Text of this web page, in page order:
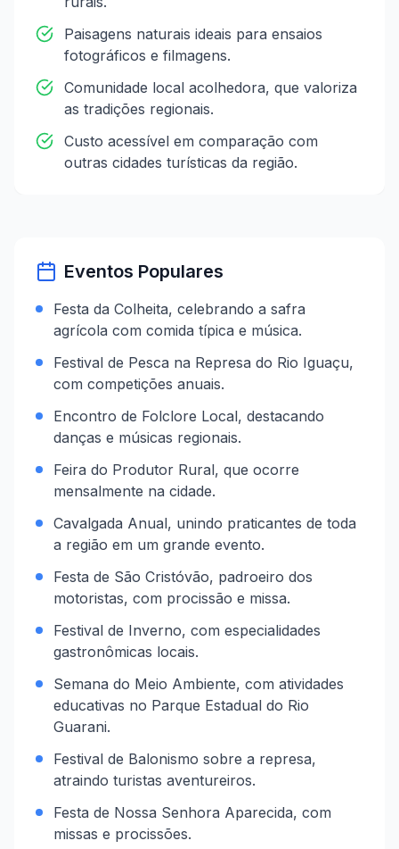
Paisagens naturais ideais para ensaios
fotográficos e filmagens.
Comunidade local acolhedora, que valoriza
as tradições regionais.
Custo acessível em comparação com
outras cidades turísticas da região.
Eventos Populares
Festa da Colheita, celebrando a safra
agrícola com comida típica e música.
Festival de Pesca na Represa do Rio Iguaçu,
com competições anuais.
Encontro de Folclore Local, destacando
danças e músicas regionais.
Feira do Produtor Rural, que ocorre
mensalmente na cidade.
Cavalgada Anual, unindo praticantes de toda
a região em um grande evento.
Festa de São Cristóvão, padroeiro dos
motoristas, com procissão e missa.
Festival de Inverno, com especialidades
gastronômicas locais.
Semana do Meio Ambiente, com atividades
educativas no Parque Estadual do Rio
Guarani.
Festival de Balonismo sobre a represa,
atraindo turistas aventureiros.
Festa de Nossa Senhora Aparecida, com
missas e procissões.